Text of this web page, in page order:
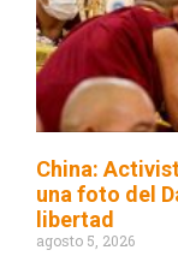
China:
una foto del
libertad
agosto 5, 2026